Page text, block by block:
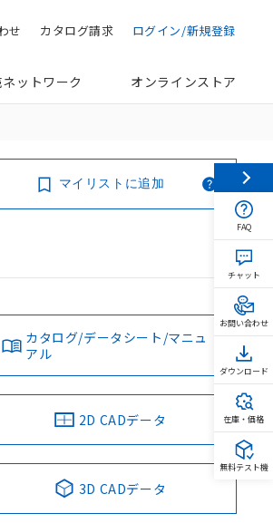
ログイン/新規登録
カタログ請求
せ
ットワーク オンラインストア
マイリストに追加
カタログ/データシート/マニュ
アル
2D CADデータ
3D CADデータ
FAQ
チャット
お問い合わせ
ダウンロード
在庫・価格
無料テスト機